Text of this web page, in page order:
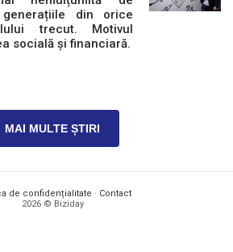
din orice
trecut. Motivul
socială și financiară.
MAI MULTE ȘTIRI
de confidențialitate · Contact
2026 © Biziday